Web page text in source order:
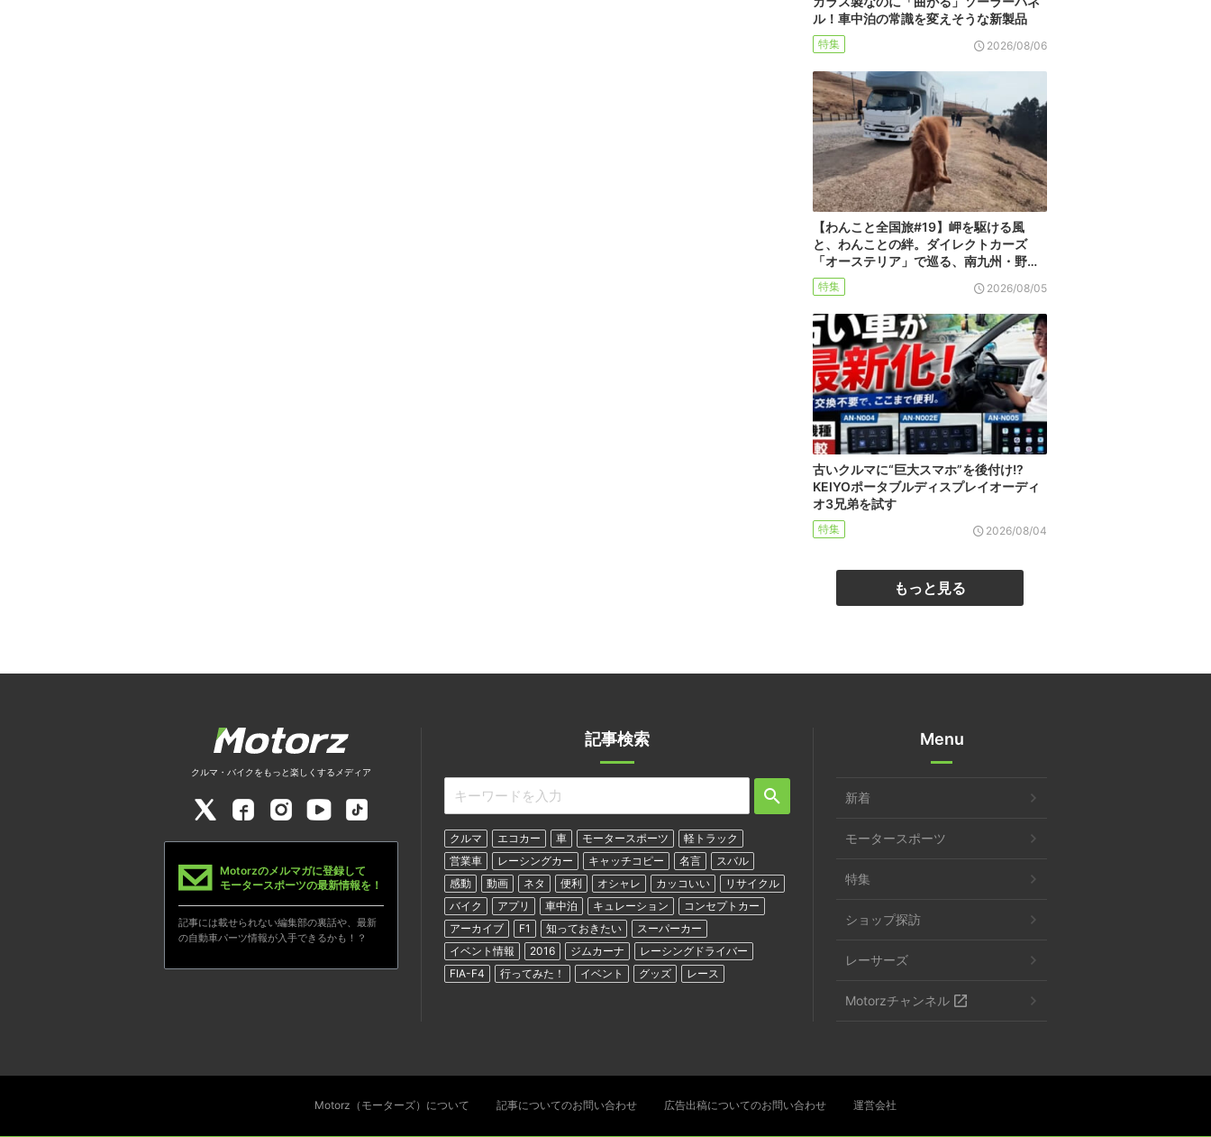
ル！車中泊の常識を変えそうな新製品
特集 2026/08/06
【わんこと全国旅#19】岬を駆ける風
と、わんことの絆。ダイレクトカーズ
「オーステリア」で巡る、南九州・野…
特集 2026/08/05
古いクルマに“巨大スマホ”を後付け!?
KEIYOポータブルディスプレイオーディ
オ3兄弟を試す
特集 2026/08/04
もっと見る
記事検索
クルマ エコカー 車 モータースポーツ
軽トラック
営業車
レーシングカー キャッチコピー 名言
スバル
感動
動画 ネタ 便利 オシャレ カッコいい
リサイクル
バイク
アプリ 車中泊 キュレーション
コンセプトカー
アーカイブ
F1 知っておきたい
スーパーカー
イベント情報
2016 ジムカーナ
レーシングドライバー
FIA-F4
行ってみた！ イベント グッズ レース
クルマ・バイクをもっと楽しくするメディア
Motorzのメルマガに登録して
モータースポーツの最新情報を！
記事には載せられない編集部の裏話や、最新
の自動車パーツ情報が入手できるかも！？
Menu
新着
モータースポーツ
特集
ショップ探訪
レーサーズ
Motorzチャンネル
Motorz（モーターズ）について 記事についてのお問い合わせ 広告出稿についてのお問い合わせ 運営会社